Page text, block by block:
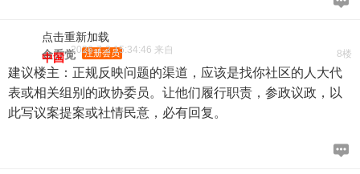
点击重新加载
8楼
金乔觉 注册会员
2026-7-3 15:34:46 来自
中国
建议楼主：正规反映问题的渠道，应该是找你社区的人大代
表或相关组别的政协委员。让他们履行职责，参政议政，以
此写议案提案或社情民意，必有回复。